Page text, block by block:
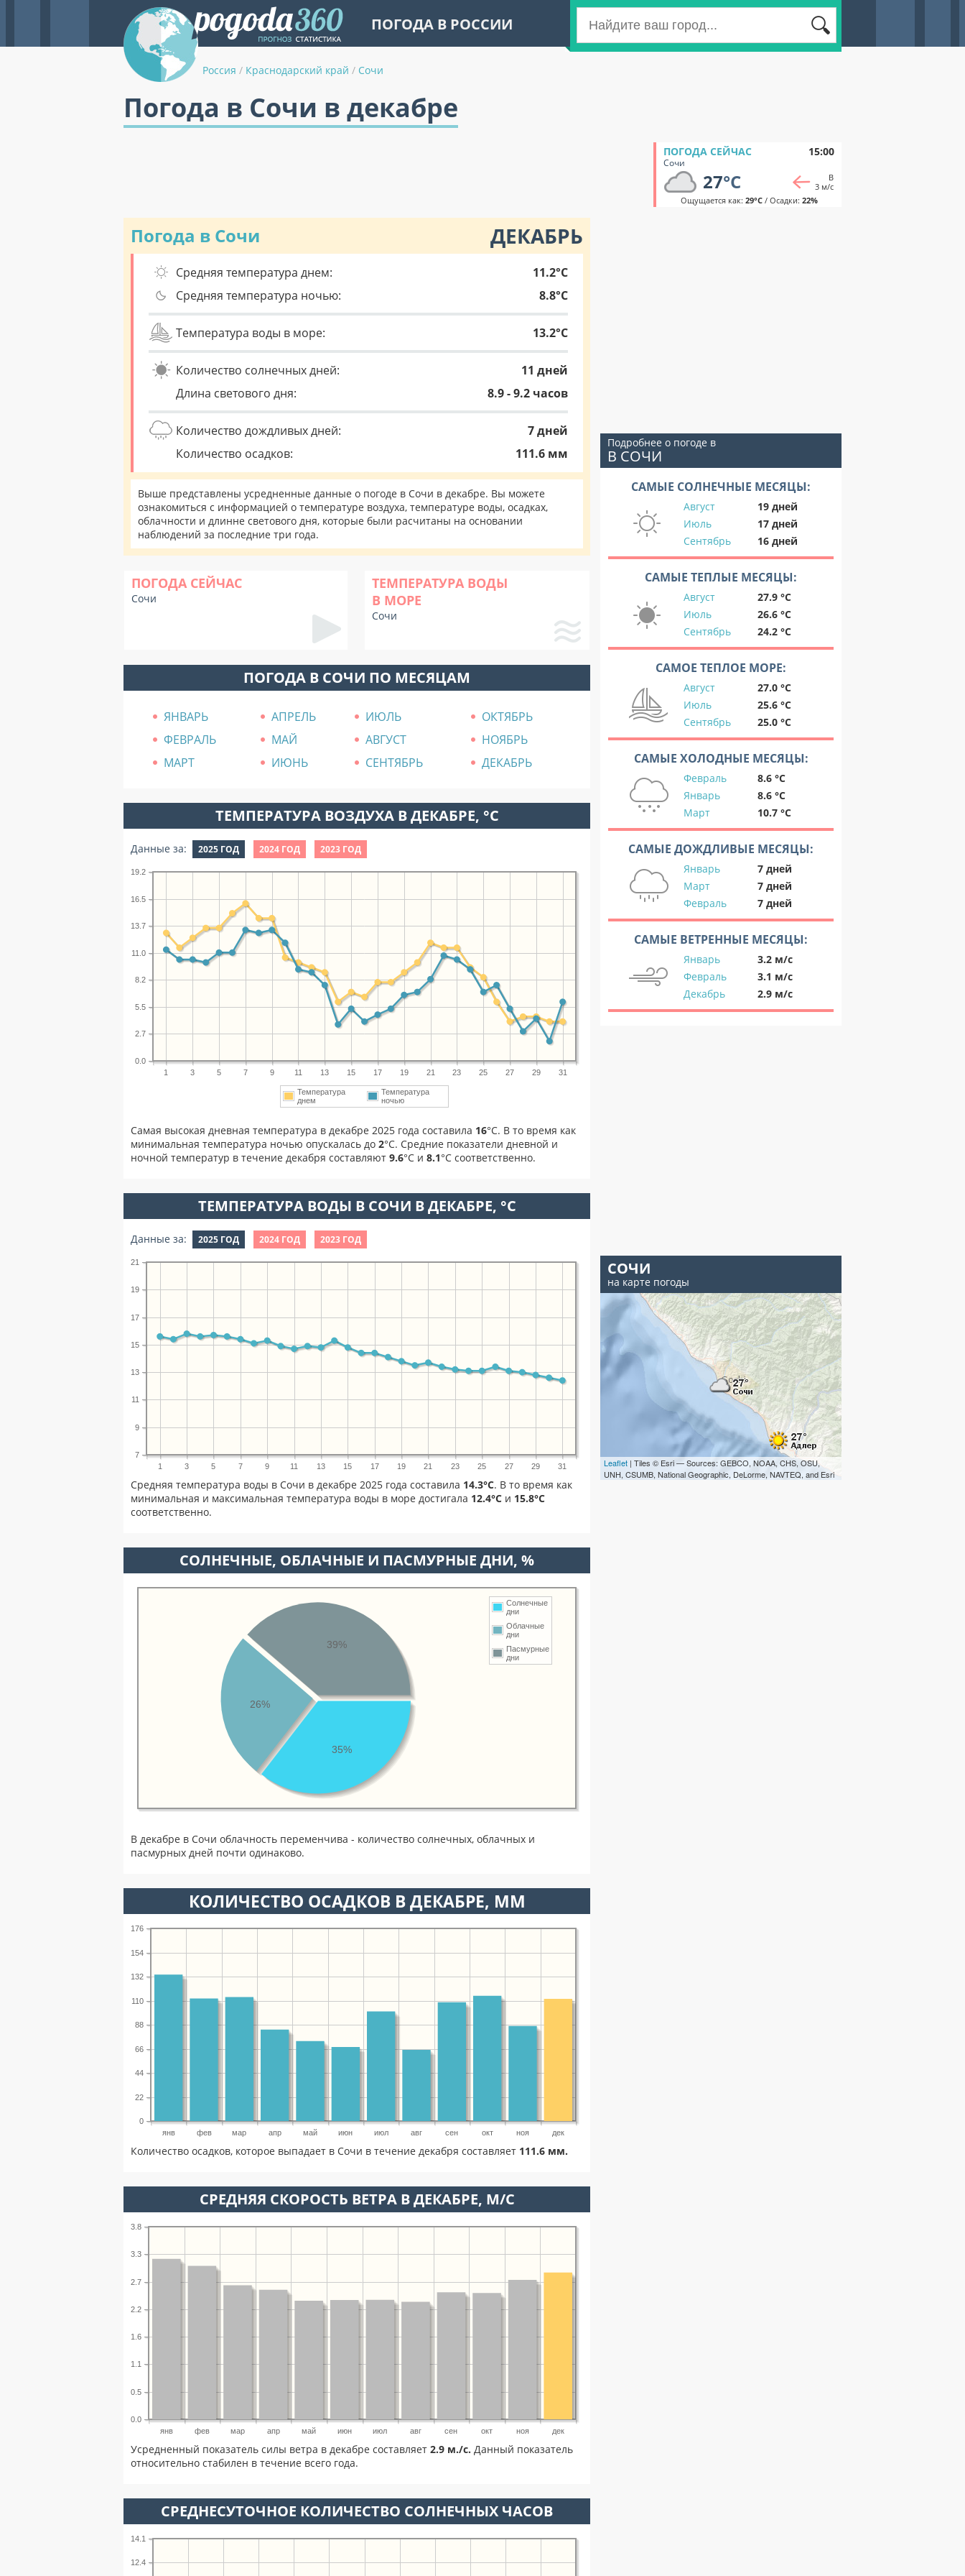
ПОГОДА В РОССИИ
Россия / Краснодарский край / Сочи
Погода в Сочи в декабре
ПОГОДА СЕЙЧАС 15:00
Сочи
27°C
В
3 м/с
Ощущается как: 29°C/ Осадки: 22%
Погода в Сочи ДЕКАБРЬ
Средняя температура днем:
11.2°C
Средняя температура ночью:
8.8°C
Температура воды в море: 13.2°C
Количество солнечных дней:
11 дней
Длина светового дня:
8.9 - 9.2 часов
Количество дождливых дней:
7 дней
Количество осадков:
111.6 мм
Выше представлены усредненные данные о погоде в Сочи в декабре. Вы можете
ознакомиться с информацией о температуре воздуха, температуре воды, осадках,
облачности и длинне светового дня, которые были расчитаны на основании
наблюдений за последние три года.
ПОГОДА СЕЙЧАС
Сочи
ТЕМПЕРАТУРА ВОДЫ
В МОРЕ
Сочи
ПОГОДА В СОЧИ ПО МЕСЯЦАМ
ЯНВАРЬ АПРЕЛЬ ИЮЛЬ
ОКТЯБРЬ
ФЕВРАЛЬ
МАЙ АВГУСТ
НОЯБРЬ
МАРТ
ИЮНЬ СЕНТЯБРЬ ДЕКАБРЬ
ТЕМПЕРАТУРА ВОЗДУХА В ДЕКАБРЕ, °C
Данные за: 2025 ГОД 2024 ГОД 2023 ГОД
1 3 5 7 9 11 13 15 17 19 21 23 25 27 29 31
0.0
2.7
5.5
8.2
11.0
13.7
16.5
19.2
Температура
днем
Температура
ночью
Самая высокая дневная температура в декабре 2025 года составила 16°С. В то время как
минимальная температура ночью опускалась до 2°C. Средние показатели дневной и
ночной температур в течение декабря составляют 9.6°С и 8.1°С соответственно.
ТЕМПЕРАТУРА ВОДЫ В СОЧИ В ДЕКАБРЕ, °C
Данные за: 2025 ГОД 2024 ГОД 2023 ГОД
1 3 5 7 9 11 13 15 17 19 21 23 25 27 29 31
7
9
11
13
15
17
19
21
Средняя температура воды в Сочи в декабре 2025 года составила 14.3°C. В то время как
минимальная и максимальная температура воды в море достигала 12.4°C и 15.8°C
соответственно.
CОЛНЕЧНЫЕ, ОБЛАЧНЫЕ И ПАСМУРНЫЕ ДНИ, %
Солнечные
дни
Облачные
дни
Пасмурные
дни
35%
26%
39%
В декабре в Сочи облачность переменчива - количество солнечных, облачных и
пасмурных дней почти одинаково.
КОЛИЧЕСТВО ОСАДКОВ В ДЕКАБРЕ, ММ
янв фев мар апр май июн июл авг сен окт ноя дек
0
22
44
66
88
110
132
154
176
Количество осадков, которое выпадает в Сочи в течение декабря составляет 111.6 мм.
СРЕДНЯЯ СКОРОСТЬ ВЕТРА В ДЕКАБРЕ, М/С
янв фев мар апр май июн июл авг сен окт ноя дек
0.0
0.5
1.1
1.6
2.2
2.7
3.3
3.8
Усредненный показатель силы ветра в декабре составляет 2.9 м./с. Данный показатель
относительно стабилен в течение всего года.
СРЕДНЕСУТОЧНОЕ КОЛИЧЕСТВО СОЛНЕЧНЫХ ЧАСОВ
12.4
14.1
Подробнее о погоде в
В СОЧИ
САМЫЕ СОЛНЕЧНЫЕ МЕСЯЦЫ:
Август
19 дней
Июль
17 дней
Сентябрь
16 дней
САМЫЕ ТЕПЛЫЕ МЕСЯЦЫ:
Август
27.9 °C
Июль
26.6 °C
Сентябрь
24.2 °C
САМОЕ ТЕПЛОЕ МОРЕ:
Август
27.0 °C
Июль
25.6 °C
Сентябрь
25.0 °C
САМЫЕ ХОЛОДНЫЕ МЕСЯЦЫ:
Февраль
8.6 °C
Январь
8.6 °C
Март
10.7 °C
САМЫЕ ДОЖДЛИВЫЕ МЕСЯЦЫ:
Январь
7 дней
Март
7 дней
Февраль
7 дней
САМЫЕ ВЕТРЕННЫЕ МЕСЯЦЫ:
Январь
3.2 м/с
Февраль
3.1 м/с
Декабрь
2.9 м/с
СОЧИ
на карте погоды
Leaflet | Tiles © Esri — Sources: GEBCO, NOAA, CHS, OSU,
UNH, CSUMB, National Geographic, DeLorme, NAVTEQ, and Esri